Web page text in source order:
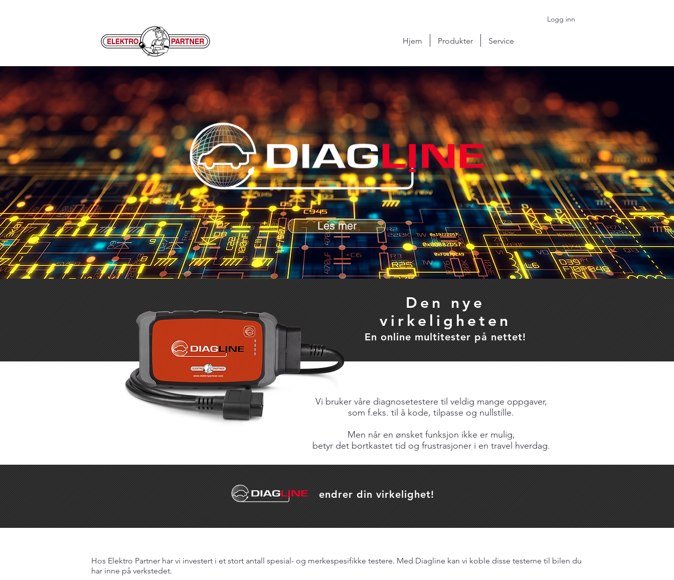
Logg inn
Hjem Produkter Service
Les mer
Den nye
virkeligheten
En online multitester på nettet!
Vi bruker våre diagnosetestere til veldig mange oppgaver,
som f.eks. til å kode, tilpasse og nullstille.
Men når en ønsket funksjon ikke er mulig,
betyr det bortkastet tid og frustrasjoner i en travel hverdag.
endrer din virkelighet!
Hos Elektro Partner har vi investert i et stort antall spesial- og merkespesifikke testere. Med Diagline kan vi koble disse testerne til bilen du
har inne på verkstedet.